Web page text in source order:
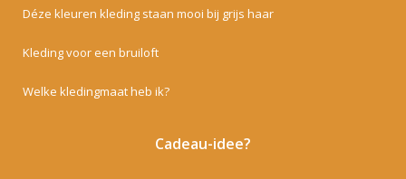
Déze kleuren kleding staan mooi bij grijs haar
Kleding voor een bruiloft
Welke kledingmaat heb ik?
Cadeau-idee?